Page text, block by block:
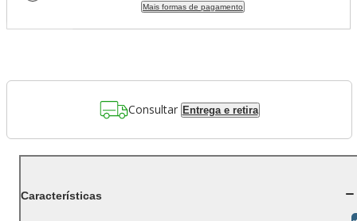
Mais formas de pagamento
Consultar Entrega e retira
Características